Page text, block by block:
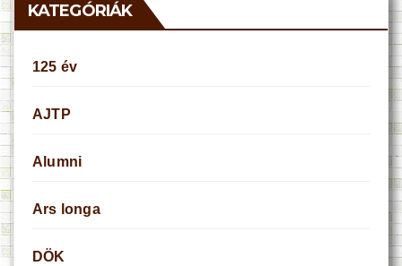
KATEGÓRIÁK
125 év
AJTP
Alumni
Ars longa
DÖK